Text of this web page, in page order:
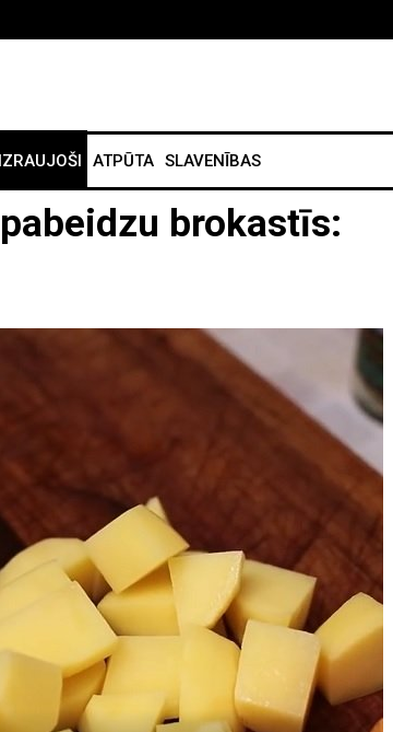
ATPŪTA SLAVENĪBAS
brokastīs: